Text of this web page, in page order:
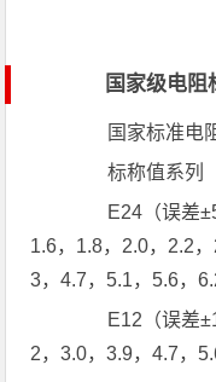
国家级电阻标
国家标准电
标称值系列
E24（误差
1.6，1.8，2.0，2.2
3，4.7，5.1，5.6，
E12（误差
2，3.0，3.9，4.7，